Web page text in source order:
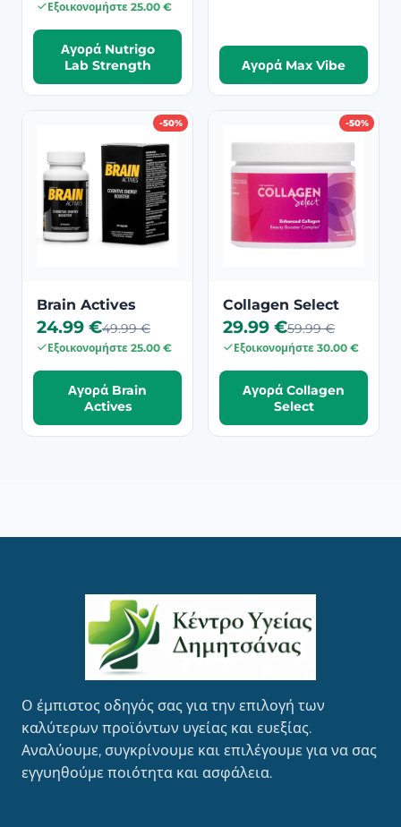
Εξοικονομήστε 25.00 €
Αγορά Nutrigo
Lab Strength
Αγορά Max Vibe
-50%
Brain Actives
24.99 €49.99 €
Εξοικονομήστε 25.00 €
Αγορά Brain
Actives
-50%
Collagen Select
29.99 €59.99 €
Εξοικονομήστε 30.00 €
Αγορά Collagen
Select
Ο έμπιστος οδηγός σας για την επιλογή των
καλύτερων προϊόντων υγείας και ευεξίας.
Αναλύουμε, συγκρίνουμε και επιλέγουμε για να σας
εγγυηθούμε ποιότητα και ασφάλεια.